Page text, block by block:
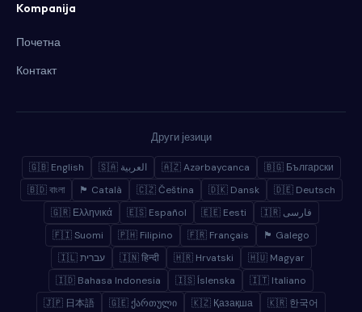
Kompanija
Почетна
Контакт
Други језици
🇬🇧 English 🇸🇦 العربية 🇦🇿 Azərbaycanca
🇧🇬 Български
🇧🇩 বাংলা
🏴 Català 🇨🇿 Čeština 🇩🇰 Dansk
🇩🇪 Deutsch
🇬🇷 Ελληνικά
🇪🇸 Español 🇪🇪 Eesti
🇮🇷 فارسی
🇫🇮 Suomi
🇵🇭 Filipino 🇫🇷 Français
🏴 Galego
🇮🇱 עברית
🇮🇳 हिन्दी 🇭🇷 Hrvatski
🇭🇺 Magyar
🇮🇩 Bahasa Indonesia
🇮🇸 Íslenska
🇮🇹 Italiano
🇯🇵 日本語
🇬🇪 ქართული 🇰🇿 Қазақша 🇰🇷 한국어